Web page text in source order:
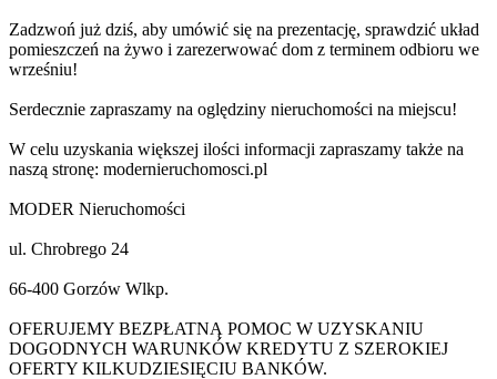
Zadzwoń już dziś, aby umówić się na prezentację, sprawdzić układ
pomieszczeń na żywo i zarezerwować dom z terminem odbioru we
wrześniu!
Serdecznie zapraszamy na oględziny nieruchomości na miejscu!
W celu uzyskania większej ilości informacji zapraszamy także na
naszą stronę: modernieruchomosci.pl
MODER Nieruchomości
ul. Chrobrego 24
66-400 Gorzów Wlkp.
OFERUJEMY BEZPŁATNĄ POMOC W UZYSKANIU
DOGODNYCH WARUNKÓW KREDYTU Z SZEROKIEJ
OFERTY KILKUDZIESIĘCIU BANKÓW.